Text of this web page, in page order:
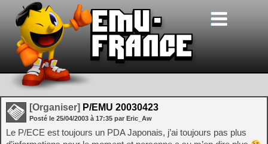
[Organiser] P/EMU 20030423
Posté le 25/04/2003 à 17:35 par Eric_Aw
Le P/ECE est toujours un PDA Japonais, j’ai toujours pas plus